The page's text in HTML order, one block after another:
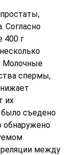
Согласно
400 г
Молочные
спермы,
их
съедено
обнаружено
между